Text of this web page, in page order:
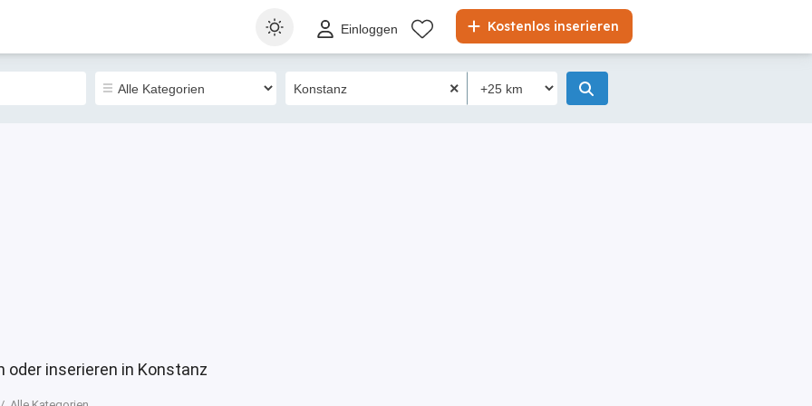
Kostenlos inserieren
Einloggen
oder inserieren in Konstanz